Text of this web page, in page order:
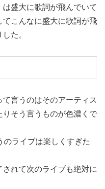
盛大に歌詞が飛んでいて
こんなに盛大に歌詞が飛
た。
言うのはそのアーティス
りそう言うものが色濃くで
のライブは楽しくすぎた
れて次のライブも絶対に